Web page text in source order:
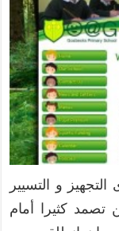
و التسيير
تصمد كثيرا أمام